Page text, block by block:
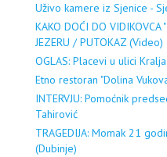
Uživo kamere iz Sjenice -
KAKO DOĆI DO VIDIKOVCA
JEZERU / PUTOKAZ (Video)
OGLAS: Placevi u ulici
Etno restoran "Dolina
INTERVJU: Pomoćnik
Tahirović
TRAGEDIJA: Momak 21
(Dubinje)